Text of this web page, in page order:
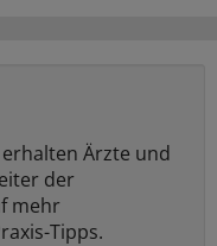
erhalten Ärzte und
der
mehr
Tipps.